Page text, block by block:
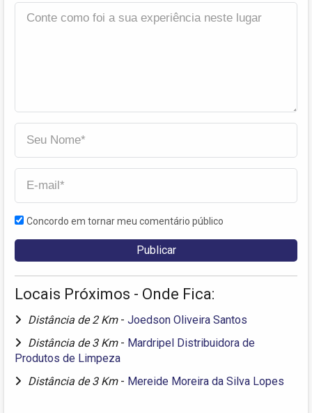
Concordo em tornar meu comentário público
Locais Próximos - Onde Fica:
Distância de 2 Km - Joedson Oliveira Santos
Distância de 3 Km - Mardripel Distribuidora de
Produtos de Limpeza
Distância de 3 Km - Mereide Moreira da Silva Lopes